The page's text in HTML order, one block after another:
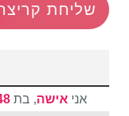
שליחת
אני אישה, בת